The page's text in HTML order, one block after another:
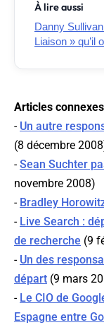
À lire aussi
Danny
Liaison » qu’il
Articles
- Un autre
(8 décembre
-Sean Suchter
novembre 2008)
- Bradley
- Live Search :
de recherche (9
- Un des
départ (9 mars
- Le CIO de
Espagne entre